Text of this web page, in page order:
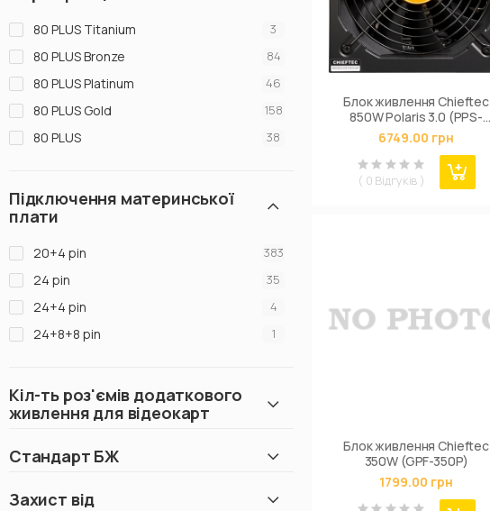
Блок живлення Chieftec
850W Polaris 3.0 (PPS-
850FC-A3)
6749.00 грн
( 0 Відгуків )
Блок живлення Chieftec
350W (GPF-350P)
1799.00 грн
1800 Вт
1000 Вт
1250 Вт
500 Вт
1050 Вт
250 Вт 3
760 Вт 1
660 Вт 1
120 Вт 3
1300 Вт 6
495 Вт
200 Вт
108 Вт 1
80 PLUS Titanium 3
80 PLUS Bronze 84
80 PLUS Platinum 46
80 PLUS Gold 158
80 PLUS 38
Підключення материнської
плати
20+4 pin 383
24 pin 35
24+4 pin 4
24+8+8 pin 1
Кіл-ть роз'ємів додаткового
живлення для відеокарт
Стандарт БЖ
Захист від